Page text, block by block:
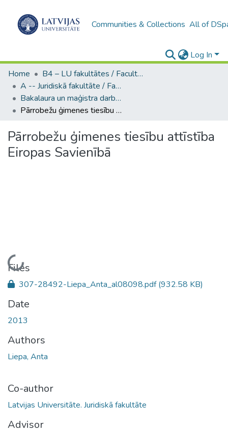
Communities & Collections All of
Log In
Home
B4 – LU fakultātes / Faculties of the UL
A -- Juridiskā fakultāte / Faculty of Law
Bakalaura un maģistra darbi (JF) / Bachelor's and Master's theses
Pārrobežu ģimenes tiesību attīstība Eiropas Savienībā
Pārrobežu ģimenes tiesību attīstība
Eiropas Savienībā
Loading...
Files
307-28492-Liepa_Anta_al08098.pdf(932.58 KB)
Date
2013
Authors
Liepa, Anta
Co-author
Latvijas Universitāte. Juridiskā fakultāte
Advisor